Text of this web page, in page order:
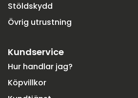
Stöldskydd
Övrig utrustning
Kundservice
Hur handlar jag?
Köpvillkor